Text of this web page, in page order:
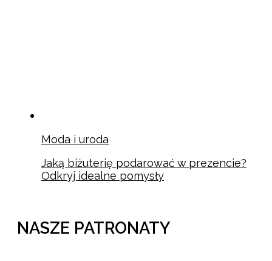
Moda i uroda
Jaką biżuterię podarować w prezencie?
Odkryj idealne pomysły
NASZE PATRONATY